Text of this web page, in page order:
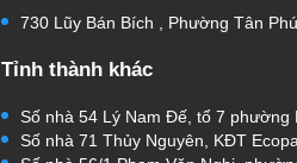
730 Lũy Bán Bích , Phường Tân
Tỉnh thành khác
Số nhà 54 Lý Nam Đế, tổ 7 phường
Số nhà 71 Thủy Nguyên, KĐT